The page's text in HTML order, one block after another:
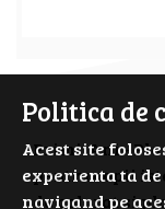
PrimiiAni -
pentru copii
de colorat si
Politica de
Acest site
experienta ta
navigand pe